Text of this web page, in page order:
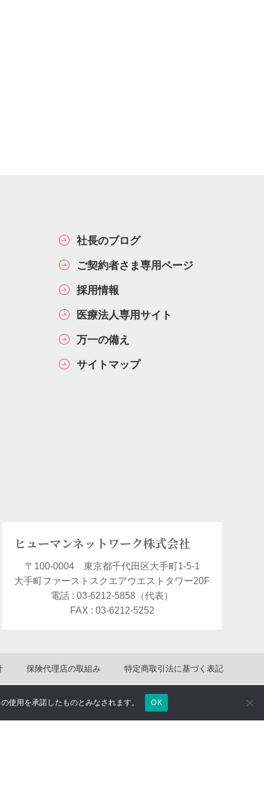
社長のブログ
ご契約者さま専用ページ
採用情報
医療法人専用サイト
万一の備え
サイトマップ
ヒューマンネットワーク株式会社
〒100-0004 東京都千代田区大手町1-5-1
大手町ファーストスクエアウエストタワー20F
電話 : 03-6212-5858（代表）
FAX : 03-6212-5252
保険代理店の取組み 特定商取引法に基づく表記
使用を承諾したものとみなされます。 OK